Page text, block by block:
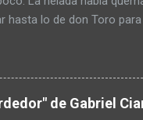
hasta lo de don Toro
escupió tres al hilo
azúcar. Pagar la
el pueblo. Se había
el alimento. Pero
de Gabriel